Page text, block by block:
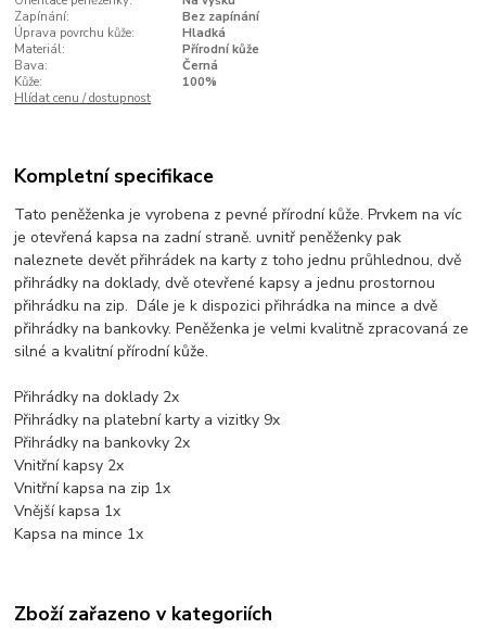
Zapínání:
Bez zapínání
Úprava povrchu kůže:
Hladká
Materiál:
Přírodní kůže
Bava:
Černá
Kůže:
100%
Hlídat cenu / dostupnost
Kompletní specifikace
Tato peněženka je vyrobena z pevné přírodní kůže. Prvkem na víc
je otevřená kapsa na zadní straně. uvnitř peněženky pak
naleznete devět přihrádek na karty z toho jednu průhlednou, dvě
přihrádky na doklady, dvě otevřené kapsy a jednu prostornou
přihrádku na zip. Dále je k dispozici přihrádka na mince a dvě
přihrádky na bankovky. Peněženka je velmi kvalitně zpracovaná ze
silné a kvalitní přírodní kůže.
Přihrádky na doklady 2x
Přihrádky na platební karty a vizitky 9x
Přihrádky na bankovky 2x
Vnitřní kapsy 2x
Vnitřní kapsa na zip 1x
Vnější kapsa 1x
Kapsa na mince 1x
Zboží zařazeno v kategoriích